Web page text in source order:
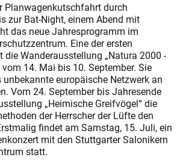
Planwagenkutschfahrt durch
zur Bat-Night, einem Abend mit
das neue Jahresprogramm im
Eine der ersten
die Wanderausstellung „Natura 2000 -
vom 14. Mai bis 10. September. Sie
europäische Netzwerk an
Vom 24. September bis Jahresende
„Heimische Greifvögel“ die
der Herrscher der Lüfte den
findet am Samstag, 15. Juli, ein
mit den Stuttgarter Salonikern
statt.